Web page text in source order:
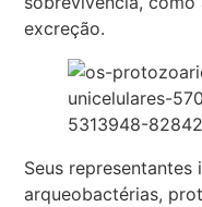
excreção.
Seus representantes
arqueobactérias,